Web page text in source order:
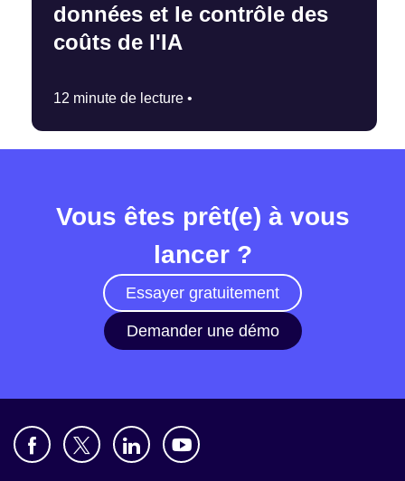
données et le contrôle des
coûts de l'IA
12 minute de lecture •
Vous êtes prêt(e) à vous
lancer ?
Essayer gratuitement
Demander une démo